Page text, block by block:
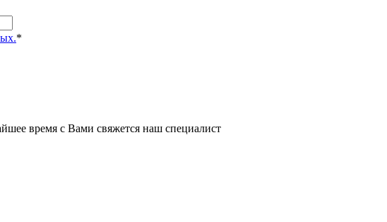
*
время с Вами свяжется наш специалист